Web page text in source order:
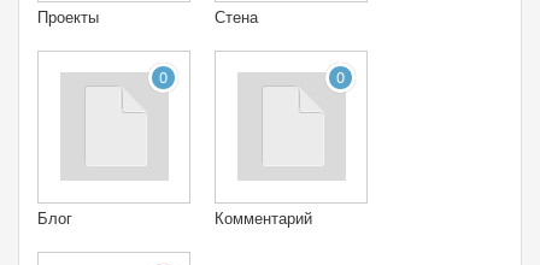
Проекты Стена
0
Блог
0
Комментарий